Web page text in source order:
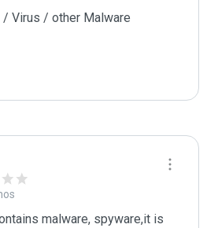
Virus / other Malware
malware, spyware,it is